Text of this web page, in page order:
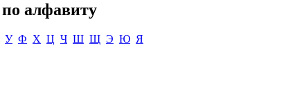
по алфавиту
У Ф Х Ц Ч Ш Щ Э Ю Я